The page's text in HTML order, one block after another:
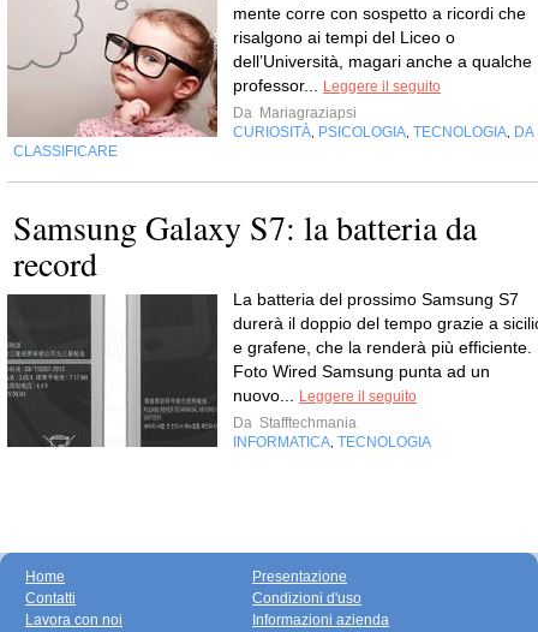
mente corre con sospetto a ricordi che
risalgono ai tempi del Liceo o
dell’Università, magari anche a qualche
professor...
Leggere il seguito
Da Mariagraziapsi
CURIOSITÀ PSICOLOGIA TECNOLOGIA DA
CLASSIFICARE
Samsung Galaxy S7: la batteria da
record
La batteria del prossimo Samsung S7
durerà il doppio del tempo grazie a
e grafene, che la renderà più efficiente.
Foto Wired Samsung punta ad un
nuovo...
Leggere il seguito
Da Stafftechmania
INFORMATICA TECNOLOGIA
Home
Contatti
Lavora con noi
Presentazione
Condizioni d'uso
Informazioni azienda